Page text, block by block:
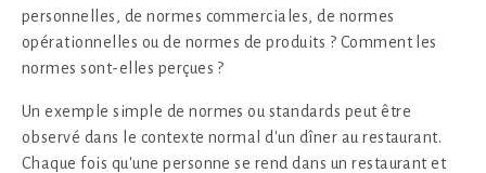
personnelles, de normes commerciales, de normes
opérationnelles ou de normes de produits ? Comment les
normes sont-elles perçues ?
Un exemple simple de normes ou standards peut être
observé dans le contexte normal d'un dîner au restaurant.
Chaque fois qu'une personne se rend dans un restaurant et